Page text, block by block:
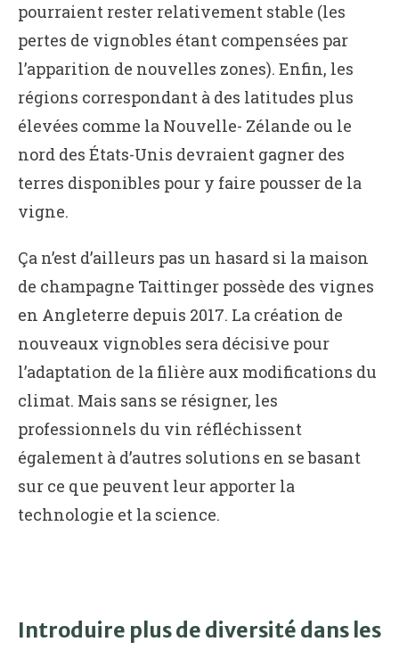
pourraient rester relativement stable (les
pertes de vignobles étant compensées par
l’apparition de nouvelles zones). Enfin, les
régions correspondant à des latitudes plus
élevées comme la Nouvelle- Zélande ou le
nord des États-Unis devraient gagner des
terres disponibles pour y faire pousser de la
vigne.
Ça n’est d’ailleurs pas un hasard si la maison
de champagne Taittinger possède des vignes
en Angleterre depuis 2017. La création de
nouveaux vignobles sera décisive pour
l’adaptation de la filière aux modifications du
climat. Mais sans se résigner, les
professionnels du vin réfléchissent
également à d’autres solutions en se basant
sur ce que peuvent leur apporter la
technologie et la science.
Introduire plus de diversité dans les